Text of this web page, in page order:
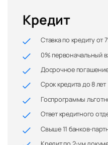
Кредит
Ставка по кредиту от
0% первоначальный
Досрочное
Срок кредита до 8 лет
Госпрограммы
Ответ кредитного
Свыше 11 банков-